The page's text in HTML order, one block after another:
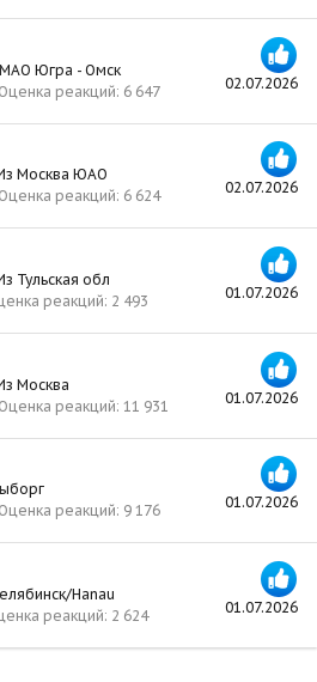
02.07.2026
Югра - Омск
Оценка реакций 6 647
02.07.2026
Москва ЮАО
Оценка реакций 6 624
01.07.2026
Тульская обл
реакций 2 493
01.07.2026
Москва
Оценка реакций 11 931
01.07.2026
Оценка реакций 9 176
01.07.2026
Hanau
реакций 2 624